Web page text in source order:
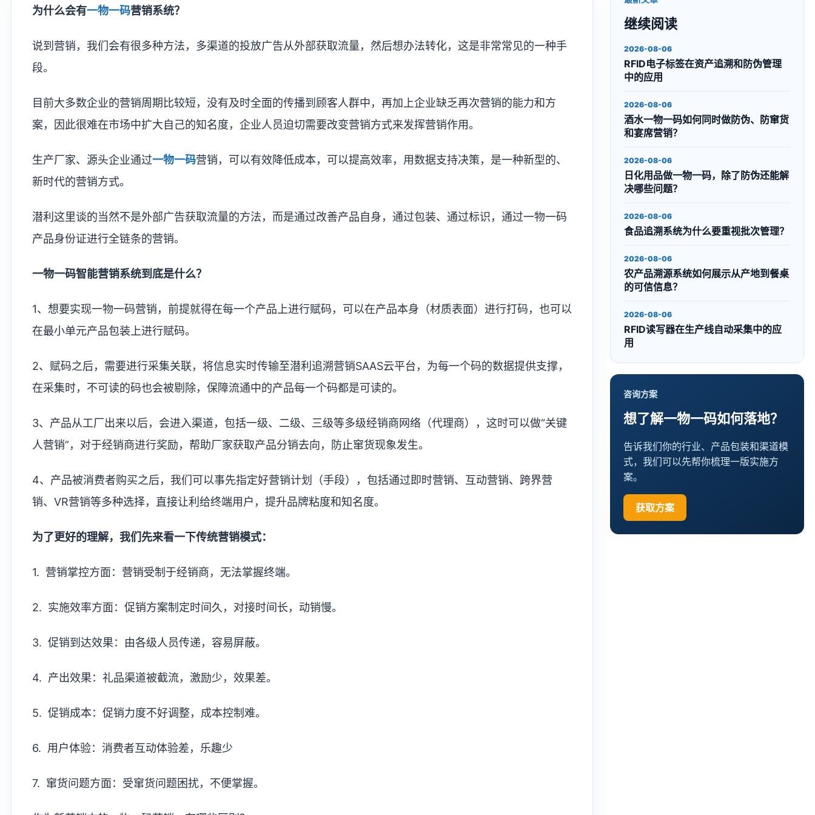
为什么会有一物一码营销系统？
说到营销，我们会有很多种方法，多渠道的投放广告从外部获取流量，然后想办法转化，这是非常常见的一种手
段。
目前大多数企业的营销周期比较短，没有及时全面的传播到顾客人群中，再加上企业缺乏再次营销的能力和方
案，因此很难在市场中扩大自己的知名度，企业人员迫切需要改变营销方式来发挥营销作用。
生产厂家、源头企业通过一物一码营销，可以有效降低成本，可以提高效率，用数据支持决策，是一种新型的、
新时代的营销方式。
潜利这里谈的当然不是外部广告获取流量的方法，而是通过改善产品自身，通过包装、通过标识，通过一物一码
产品身份证进行全链条的营销。
一物一码智能营销系统到底是什么？
1、想要实现一物一码营销，前提就得在每一个产品上进行赋码，可以在产品本身（材质表面）进行打码，也可以
在最小单元产品包装上进行赋码。
2、赋码之后，需要进行采集关联，将信息实时传输至潜利追溯营销SAAS云平台，为每一个码的数据提供支撑，
在采集时，不可读的码也会被剔除，保障流通中的产品每一个码都是可读的。
3、产品从工厂出来以后，会进入渠道，包括一级、二级、三级等多级经销商网络（代理商），这时可以做“关键
人营销”，对于经销商进行奖励，帮助厂家获取产品分销去向，防止窜货现象发生。
4、产品被消费者购买之后，我们可以事先指定好营销计划（手段），包括通过即时营销、互动营销、跨界营
销、VR营销等多种选择，直接让利给终端用户，提升品牌粘度和知名度。
为了更好的理解，我们先来看一下传统营销模式：
1. 营销掌控方面：营销受制于经销商，无法掌握终端。
2. 实施效率方面：促销方案制定时间久，对接时间长，动销慢。
3. 促销到达效果：由各级人员传递，容易屏蔽。
4. 产出效果：礼品渠道被截流，激励少，效果差。
5. 促销成本：促销力度不好调整，成本控制难。
6. 用户体验：消费者互动体验差，乐趣少
7. 窜货问题方面：受窜货问题困扰，不便掌握。
继续阅读
2026-08-06
RFID电子标签在资产追溯和防伪管理
中的应用
2026-08-06
酒水一物一码如何同时做防伪、防窜货
和宴席营销？
2026-08-06
日化用品做一物一码，除了防伪还能解
决哪些问题？
2026-08-06
食品追溯系统为什么要重视批次管理？
2026-08-06
农产品溯源系统如何展示从产地到餐桌
的可信信息？
2026-08-06
RFID读写器在生产线自动采集中的应
用
咨询方案
想了解一物一码如何落地？
告诉我们你的行业、产品包装和渠道模
式，我们可以先帮你梳理一版实施方
案。
获取方案